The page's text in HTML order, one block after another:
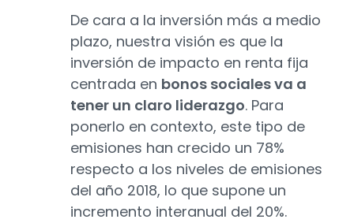
De cara a la inversión más a medio
plazo, nuestra visión es que la
inversión de impacto en renta fija
centrada en bonos sociales va a
tener un claro liderazgo. Para
ponerlo en contexto, este tipo de
emisiones han crecido un 78%
respecto a los niveles de emisiones
del año 2018, lo que supone un
incremento interanual del 20%.